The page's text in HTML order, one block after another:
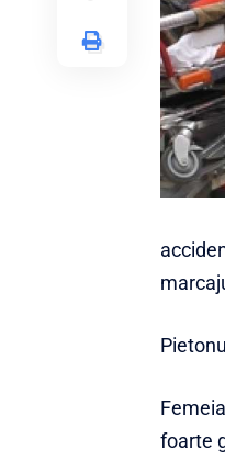
foarte